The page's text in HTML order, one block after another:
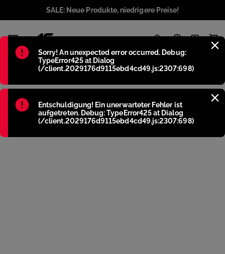
Błąd:
Sorry! An unexpected error occurred. Debug:
TypeError425 at Dialog
(/client.2029176d9115ebd4cd49.js:2307:698)
Błąd:
Entschuldigung! Ein unerwarteter Fehler ist
aufgetreten. Debug: TypeError425 at Dialog
(/client.2029176d9115ebd4cd49.js:2307:698)
SALE: Neue Produkte, niedrigere Preise!